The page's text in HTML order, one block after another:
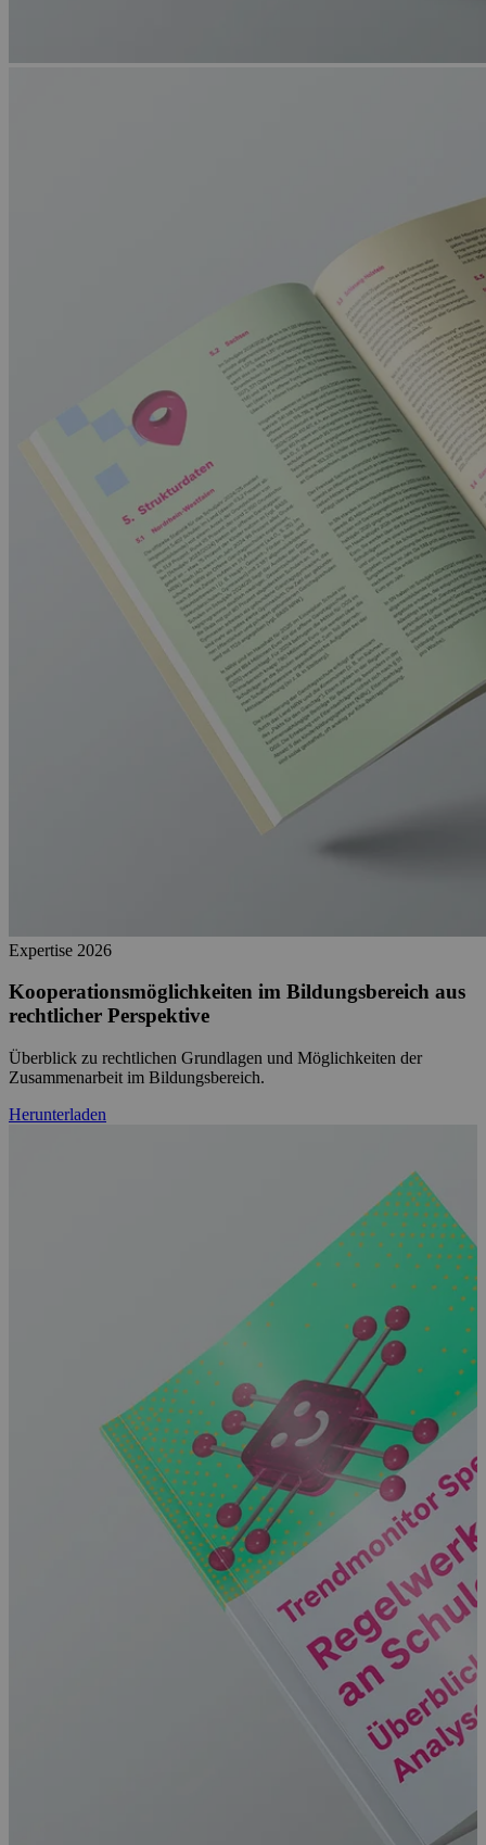
Expertise 2026
Kooperationsmöglichkeiten im Bildungsbereich aus
rechtlicher Perspektive
Überblick zu rechtlichen Grundlagen und Möglichkeiten der
Zusammenarbeit im Bildungsbereich.
Herunterladen